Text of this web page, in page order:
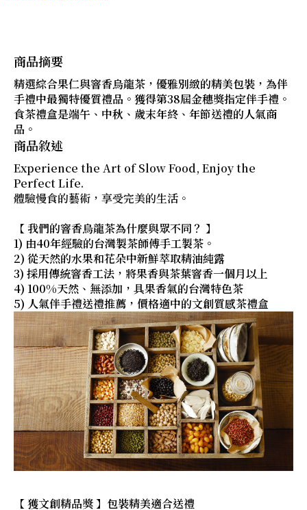
商品摘要
精選綜合果仁與窨香烏龍茶，優雅別緻的精美包裝，為伴
手禮中最獨特優質禮品。獲得第38屆金穗獎指定伴手禮。
食茶禮盒是端午、中秋、歲末年終、年節送禮的人氣商
品。
商品敘述
Experience the Art of Slow Food, Enjoy the
Perfect Life.
體驗慢食的藝術，享受完美的生活。
【 我們的窨香烏龍茶為什麼與眾不同？ 】
1) 由40年經驗的台灣製茶師傅手工製茶。
2) 從天然的水果和花朵中新鮮萃取精油純露
3) 採用傳統窨香工法，將果香與茶葉窨香一個月以上
4) 100%天然、無添加，具果香氣的台灣特色茶
5) 人氣伴手禮送禮推薦，價格適中的文創質感茶禮盒
【 獲文創精品獎 】包裝精美適合送禮